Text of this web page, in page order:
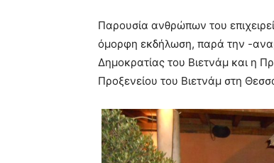
Παρουσία ανθρώπων του
όμορφη εκδήλωση, παρά την -
Δημοκρατίας του Βιετνάμ και η
Προξενείου του Βιετνάμ στη